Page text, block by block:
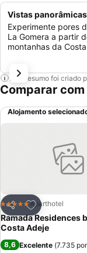
Vistas
Experimente pores
La Gomera a partir
montanhas da
Este resumo foi
Comparar
Alojamento
Partilhar
Adicionar aos
5 EstrelasAparthotel
Ramada Residences
Costa Adeje
8,6 Excelente (7.735